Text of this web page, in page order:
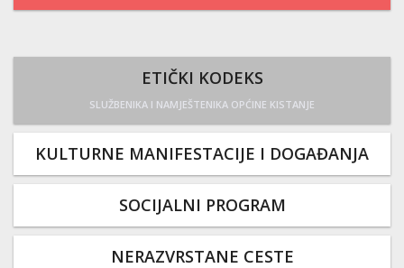
ETIČKI KODEKS
SLUŽBENIKA I NAMJEŠTENIKA OPĆINE KISTANJE
KULTURNE MANIFESTACIJE I DOGAĐANJA
SOCIJALNI PROGRAM
NERAZVRSTANE CESTE